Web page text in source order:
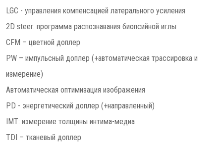
LGC - управления компенсацией латерального усиления
2D steer: программа распознавания биопсийной иглы
CFM – цветной доплер
PW – импульсный доплер (+автоматическая трассировка и
измерение)
Автоматическая оптимизация изображения
PD - энергетический доплер (+направленный)
IMT: измерение толщины интима-медиа
TDI – тканевый доплер